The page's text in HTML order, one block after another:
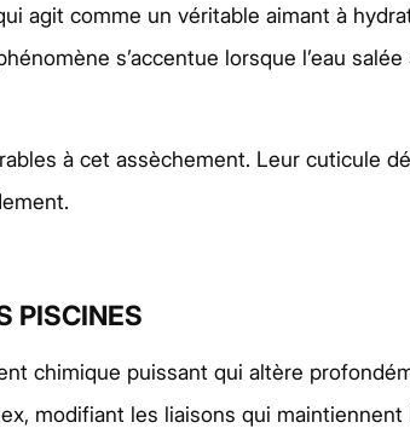
agit comme un véritable aimant à
s’accentue lorsque l’eau
à cet assèchement. Leur cuticule
PISCINES
chimique puissant qui altère
modifiant les liaisons qui maintiennent